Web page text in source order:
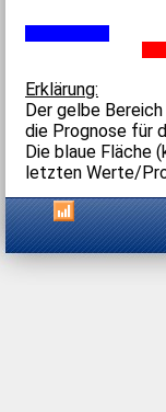
Erklärung:
Der gelbe
die Prognose für
Die blaue Fläche
letzten Werte/